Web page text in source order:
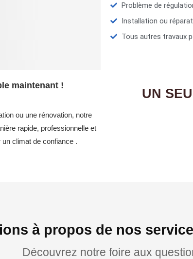
maintenant !
ou une rénovation, notre
rapide, professionnelle et
climat de confiance .
Problème de
Installation ou
Tous autres travaux
UN
à propos de nos
Découvrez notre foire aux